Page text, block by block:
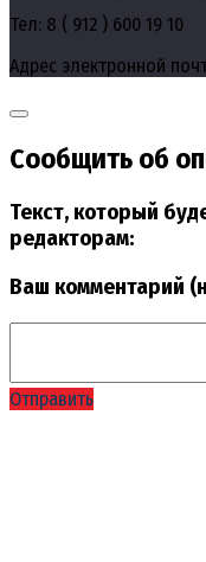
Тел: 8 ( 912 ) 600 19 10
Адрес электронной
Сообщить об
Текст, который
редакторам:
Ваш комментарий
Отправить